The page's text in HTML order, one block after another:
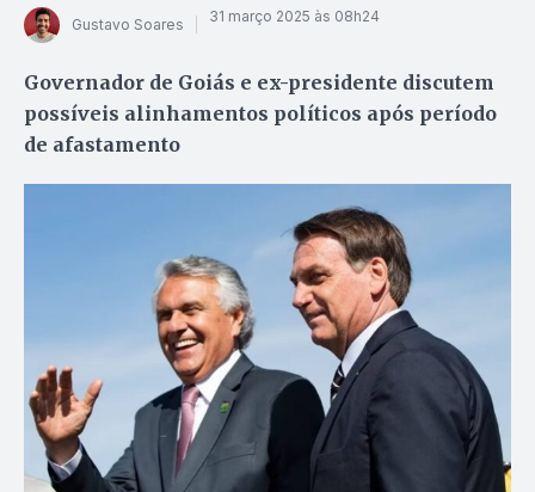
Gustavo Soares 31 março 2025 às 08h24
Governador de Goiás e ex-presidente discutem
possíveis alinhamentos políticos após período
de afastamento